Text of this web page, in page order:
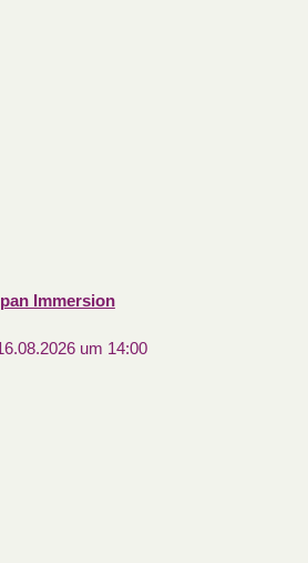
Immersion
um 14:00